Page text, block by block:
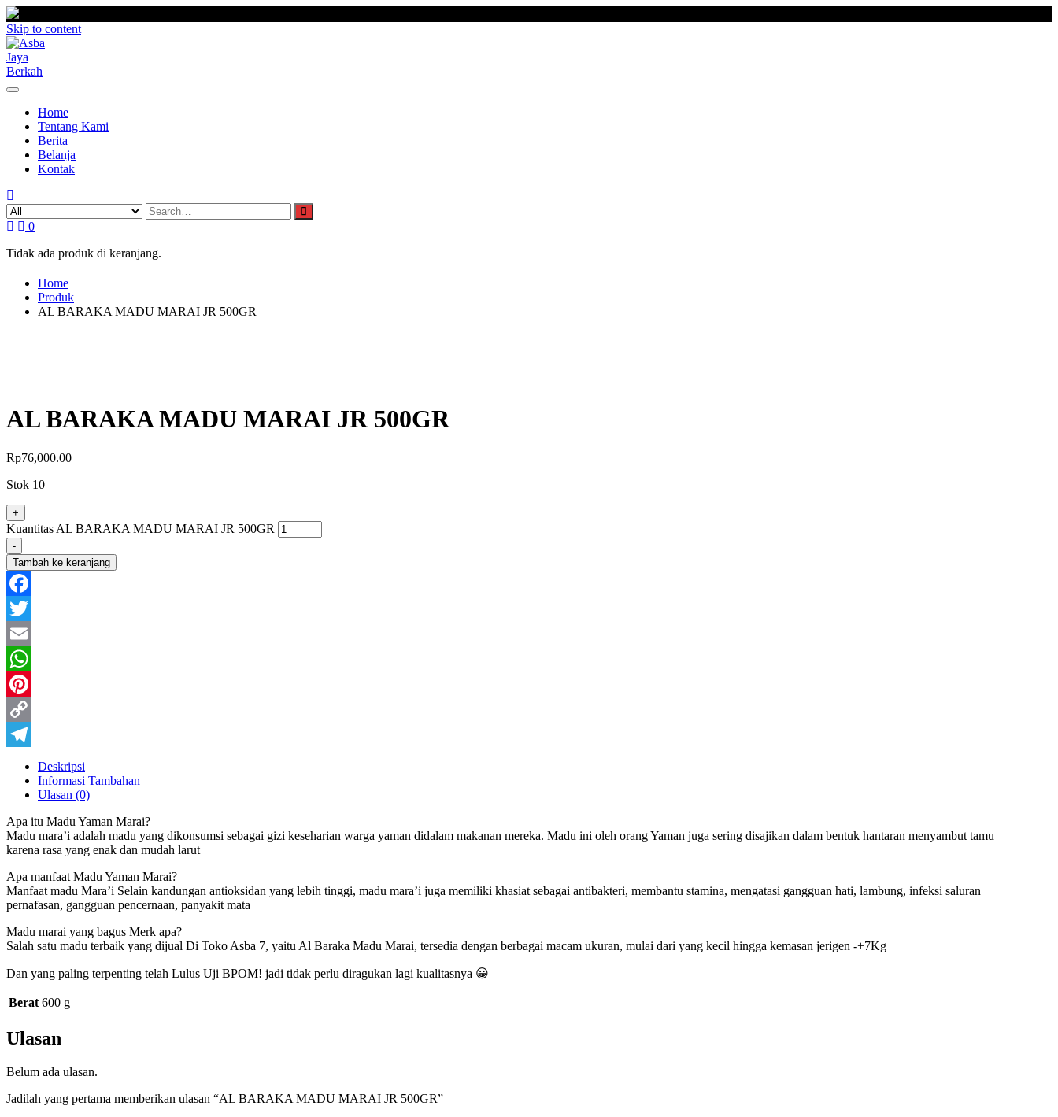
Skip to content
Home
Tentang Kami
Berita
Belanja
Kontak
0
Tidak ada produk di keranjang.
Home
Produk
AL BARAKA MADU MARAI JR 500GR
AL BARAKA MADU MARAI JR 500GR
Rp76,000.00
Stok 10
+
Kuantitas AL BARAKA MADU MARAI JR 500GR
-
Tambah ke keranjang
Facebook
Twitter
Email
WhatsApp
Pinterest
Copy
Telegram
Deskripsi
Informasi Tambahan
Ulasan (0)
Apa itu Madu Yaman Marai?
Madu mara’i adalah madu yang dikonsumsi sebagai gizi keseharian warga yaman didalam makanan mereka. Madu ini oleh orang Yaman juga sering disajikan dalam bentuk hantaran menyambut tamu
karena rasa yang enak dan mudah larut
Apa manfaat Madu Yaman Marai?
Manfaat madu Mara’i Selain kandungan antioksidan yang lebih tinggi, madu mara’i juga memiliki khasiat sebagai antibakteri, membantu stamina, mengatasi gangguan hati, lambung, infeksi saluran
pernafasan, gangguan pencernaan, panyakit mata
Madu marai yang bagus Merk apa?
Salah satu madu terbaik yang dijual Di Toko Asba 7, yaitu Al Baraka Madu Marai, tersedia dengan berbagai macam ukuran, mulai dari yang kecil hingga kemasan jerigen -+7Kg
Dan yang paling terpenting telah Lulus Uji BPOM! jadi tidak perlu diragukan lagi kualitasnya 😀
Berat 600 g
Ulasan
Belum ada ulasan.
Jadilah yang pertama memberikan ulasan “AL BARAKA MADU MARAI JR 500GR”